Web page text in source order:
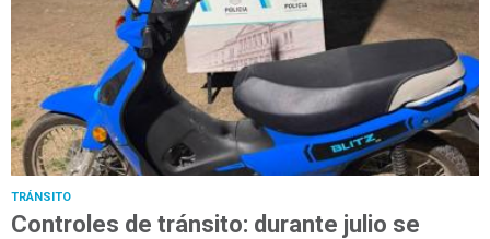
TRÁNSITO
Controles de tránsito: durante julio se